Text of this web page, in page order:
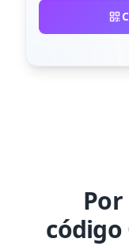
código